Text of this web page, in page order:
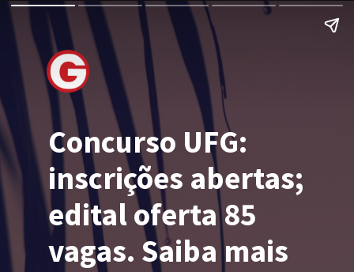
Concurso UFG:
inscrições abertas;
edital oferta 85
vagas. Saiba mais